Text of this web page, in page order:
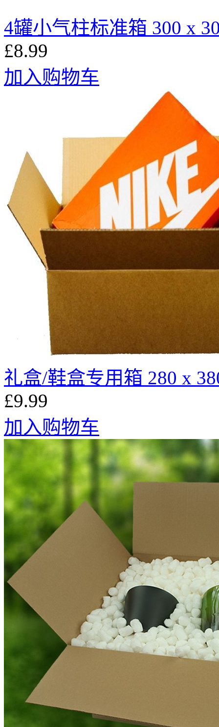
4罐小气柱标准箱 300 x
£8.99
加入购物车
礼盒/鞋盒专用箱 280 x
£9.99
加入购物车